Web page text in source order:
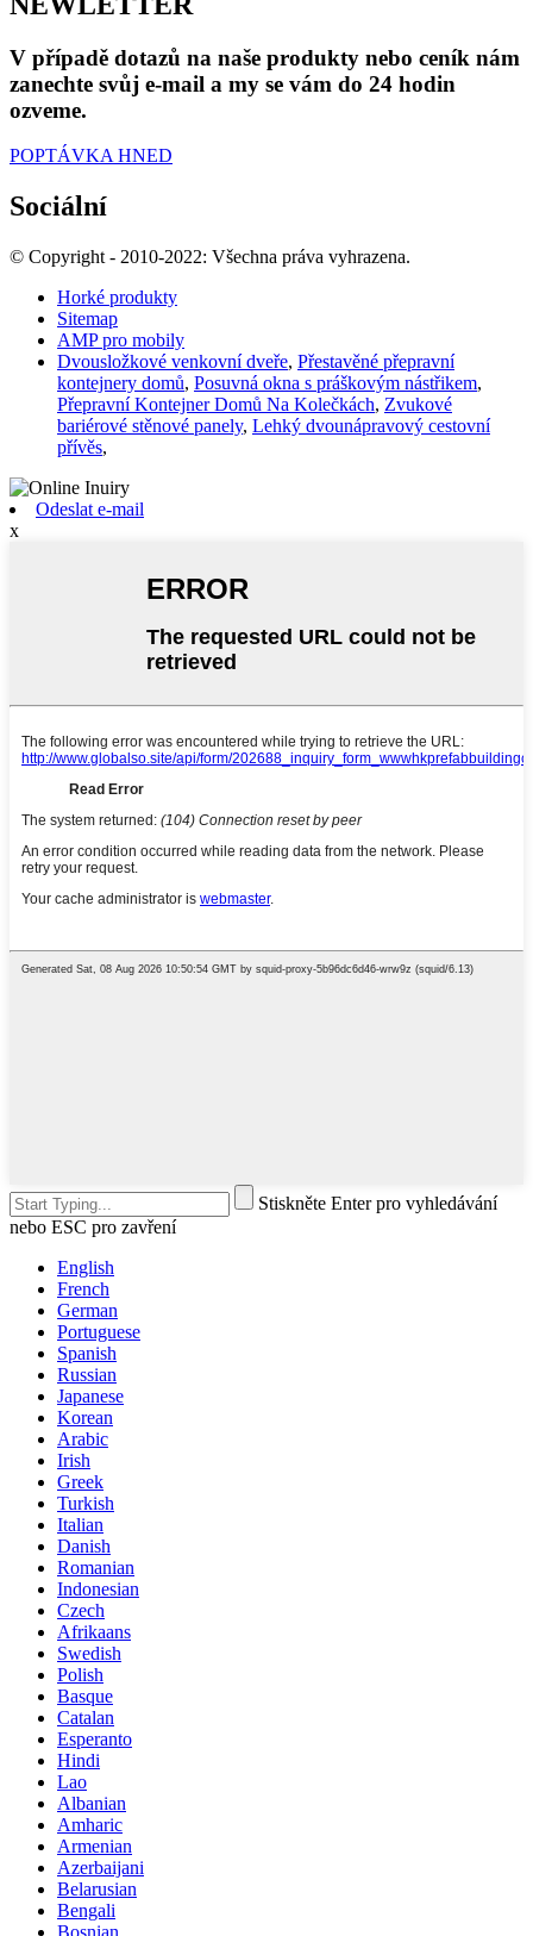
V případě dotazů na naše produkty nebo ceník nám
zanechte svůj e-mail a my se vám do 24 hodin
ozveme.
POPTÁVKA HNED
Sociální
© Copyright - 2010-2022: Všechna práva vyhrazena.
Horké produkty
Sitemap
AMP pro mobily
Dvousložkové venkovní dveře, Přestavěné přepravní
kontejnery domů, Posuvná okna s práškovým nástřikem,
Přepravní Kontejner Domů Na Kolečkách, Zvukové
bariérové ​​stěnové panely, Lehký dvounápravový cestovní
přívěs,
Odeslat e-mail
x
Stiskněte Enter pro vyhledávání
nebo ESC pro zavření
English
French
German
Portuguese
Spanish
Russian
Japanese
Korean
Arabic
Irish
Greek
Turkish
Italian
Danish
Romanian
Indonesian
Czech
Afrikaans
Swedish
Polish
Basque
Catalan
Esperanto
Hindi
Lao
Albanian
Amharic
Armenian
Azerbaijani
Belarusian
Bengali